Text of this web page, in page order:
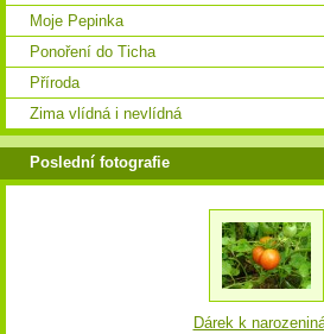
Moje Pepinka
Ponoření do Ticha
Příroda
Zima vlídná i nevlídná
Poslední fotografie
Dárek k